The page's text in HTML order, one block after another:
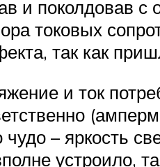
и поколдовав
токовых
так как
и ток
– яркость
устроило,